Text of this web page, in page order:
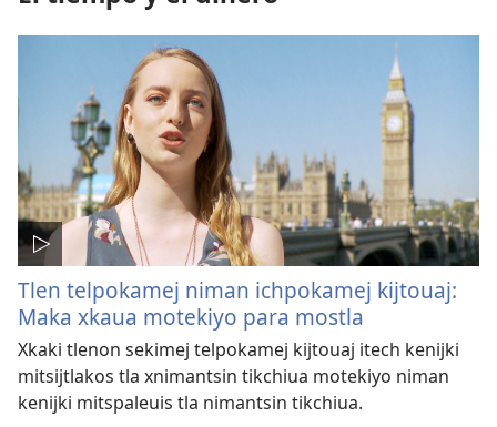
Tlen telpokamej niman ichpokamej kijtouaj:
Maka xkaua motekiyo para mostla
Xkaki tlenon sekimej telpokamej kijtouaj itech kenijki
mitsijtlakos tla xnimantsin tikchiua motekiyo niman
kenijki mitspaleuis tla nimantsin tikchiua.